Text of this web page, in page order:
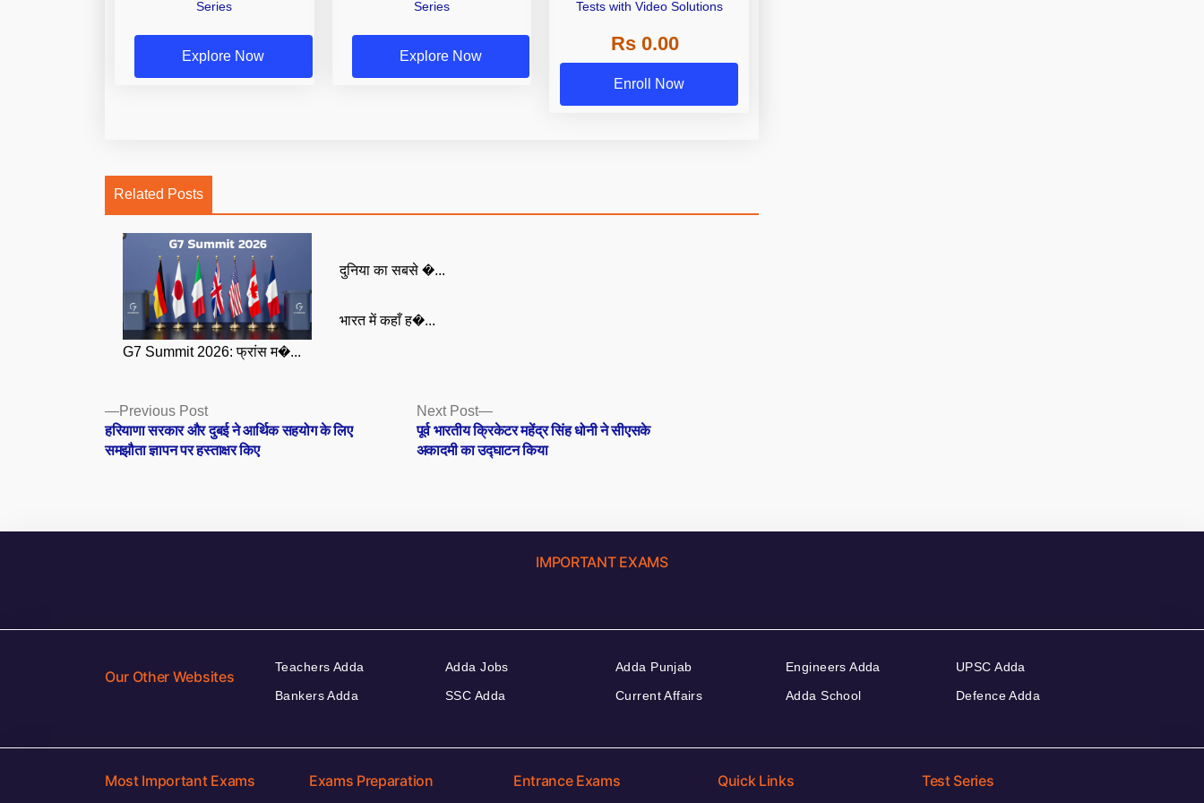
Series
Explore Now
Series
Explore Now
Tests with Video Solutions
Rs 0.00
Enroll Now
Related Posts
G7 Summit 2026: फ्रांस म�...
दुनिया का सबसे �...
भारत में कहाँ ह�...
Posts
navigation
Previous PostPrevious
post:
हरियाणा सरकार और दुबई ने आर्थिक सहयोग के लिए
समझौता ज्ञापन पर हस्ताक्षर किए
Next Post
Next
post:
पूर्व भारतीय क्रिकेटर महेंद्र सिंह धोनी ने सीएसके
अकादमी का उद्घाटन किया
IMPORTANT EXAMS
Our Other Websites
Teachers Adda
Bankers Adda
Adda Jobs
SSC Adda
Adda Punjab
Current Affairs
Engineers Adda
Adda School
UPSC Adda
Defence Adda
Most Important Exams Exams Preparation Entrance Exams Quick Links Test Series